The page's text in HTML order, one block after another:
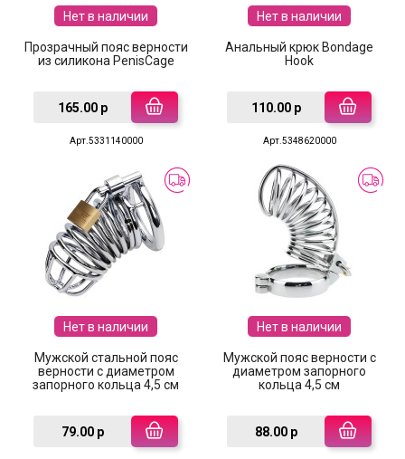
Нет в наличии
Прозрачный пояс верности
из силикона PenisCage
165.00 р
Арт.5331140000
Нет в наличии
Анальный крюк Bondage
Hook
110.00 р
Арт.5348620000
Нет в наличии
Мужской стальной пояс
верности с диаметром
запорного кольца 4,5 см
79.00 р
Нет в наличии
Мужской пояс верности с
диаметром запорного
кольца 4,5 см
88.00 р